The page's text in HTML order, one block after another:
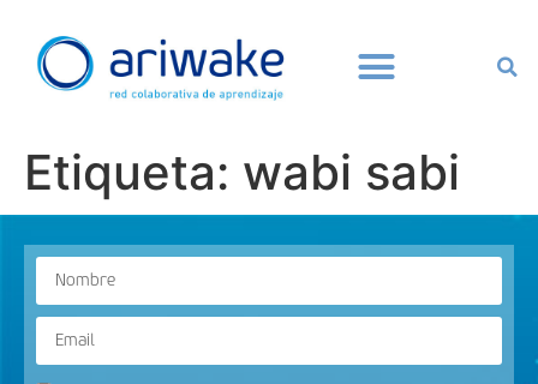
Etiqueta: wabi sabi